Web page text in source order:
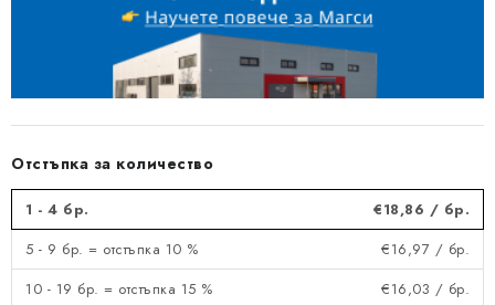
Отстъпка за количество
1 - 4 бр. €18,86 / бр.
5 - 9 бр. = отстъпка 10 %
€16,97 / бр.
10 - 19 бр. = отстъпка 15 %
€16,03 / бр.